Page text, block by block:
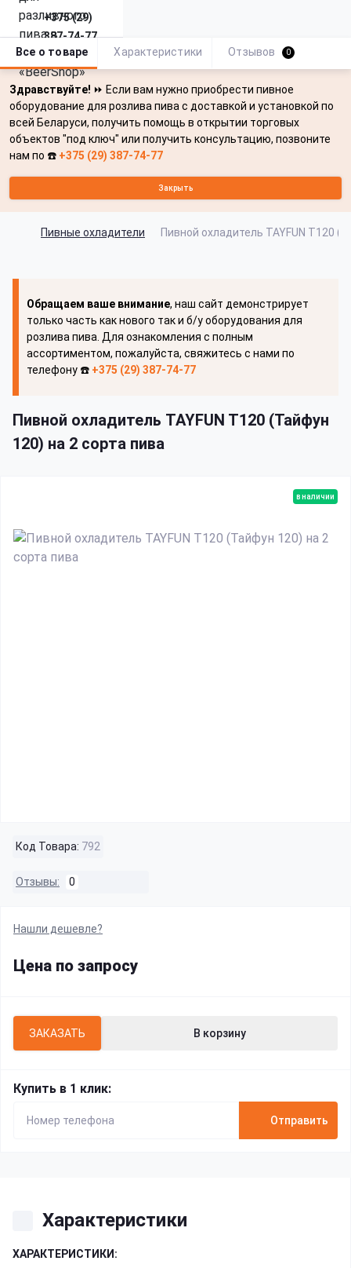
Здравствуйте! ⏩ Если вам нужно приобрести пивное
оборудование для розлива пива с доставкой и установкой по
всей Беларуси, получить помощь в открытии торговых
объектов "под ключ" или получить консультацию, позвоните
нам по ☎️ +375 (29) 387-74-77
Закрыть
+375 (29)
387-74-77
Пивные охладители Пивной охладитель TAYFUN T120
Обращаем ваше внимание, наш сайт демонстрирует
только часть как нового так и б/у оборудования для
розлива пива. Для ознакомления с полным
ассортиментом, пожалуйста, свяжитесь с нами по
телефону ☎️ +375 (29) 387-74-77
Пивной охладитель TAYFUN T120 (Тайфун
120) на 2 сорта пива
Все о товаре Характеристики Отзывов 0
в наличии
Код Товара: 792
Отзывы: 0
Нашли дешевле?
Цена по запросу
ЗАКАЗАТЬ В корзину
Купить в 1 клик:
Отправить
Характеристики
ХАРАКТЕРИСТИКИ: